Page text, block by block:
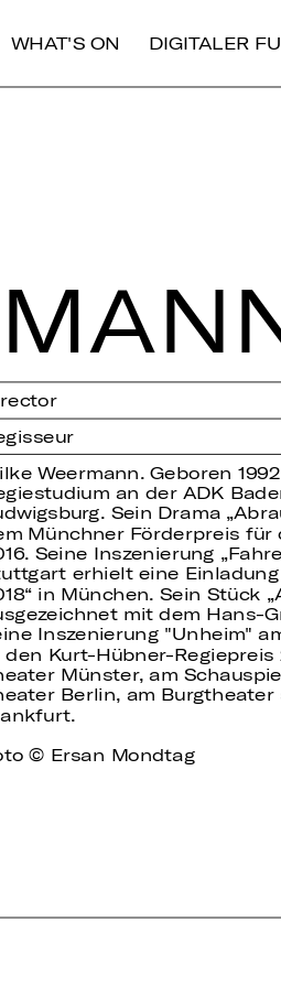
WHAT'S ON DIGITALER
Weermann. Geboren
an der ADK
Sein Drama
Münchner Förderpreis
Seine Inszenierung
erhielt eine
in München. Sein Stück
mit dem Hans-
Inszenierung "Unheim"
den Kurt-Hübner-Regiepreis
Münster, am
Berlin, am Burgtheater
© Ersan Mondtag